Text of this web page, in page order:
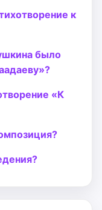
к
было
«К